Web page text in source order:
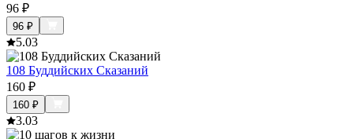
96 ₽
96 ₽
5.03
108 Буддийских Сказаний
160 ₽
160 ₽
3.03